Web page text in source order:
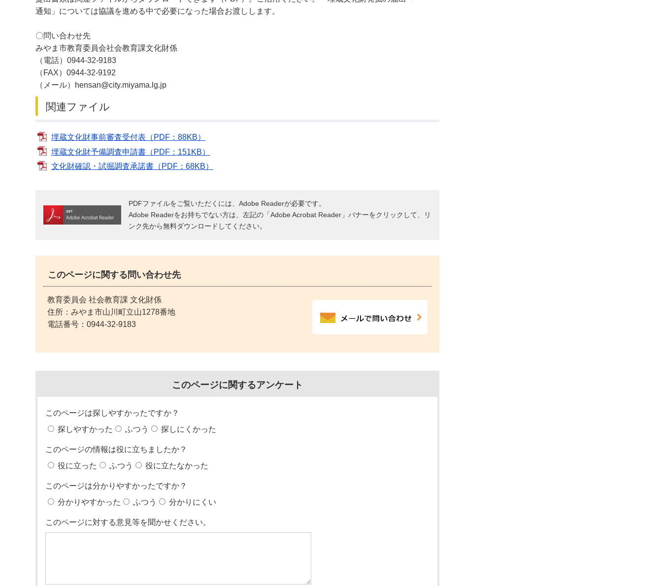
通知」については協議を進める中で必要になった場合お渡しします。
〇問い合わせ先
みやま市教育委員会社会教育課文化財係
（電話）0944-32-9183
（FAX）0944-32-9192
（メール）hensan@city.miyama.lg.jp
関連ファイル
埋蔵文化財事前審査受付表（PDF：88KB）
埋蔵文化財予備調査申請書（PDF：151KB）
文化財確認・試掘調査承諾書（PDF：68KB）
PDFファイルをご覧いただくには、Adobe Readerが必要です。
Adobe Readerをお持ちでない方は、左記の「Adobe Acrobat Reader」バナーをクリックして、リ
ンク先から無料ダウンロードしてください。
このページに関する問い合わせ先
教育委員会 社会教育課 文化財係
住所：みやま市山川町立山1278番地
電話番号： 0944-32-9183
このページに関するアンケート
このページは探しやすかったですか？
探しやすかった
ふつう 探しにくかった
このページの情報は役に立ちましたか？
役に立った
ふつう 役に立たなかった
このページは分かりやすかったですか？
分かりやすかった
ふつう 分かりにくい
このページに対する意見等を聞かせください。